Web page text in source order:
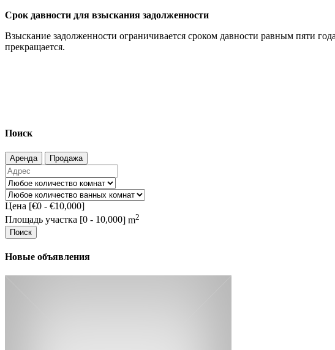
Срок давности для взыскания задолженности
Взыскание задолженности ограничивается сроком давности равным пяти
прекращается.
Поиск
Аренда Продажа
Цена [€0 - €10,000]
Площадь участка [0 - 10,000] m2
Поиск
Новые объявления